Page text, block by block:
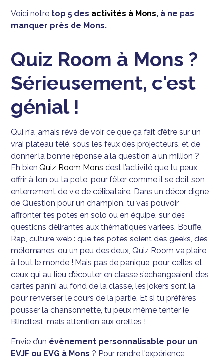
Voici notre top 5 des activités à Mons, à ne pas
manquer près de Mons.
Quiz Room à Mons ?
Sérieusement, c'est
génial !
Qui n’a jamais rêvé de voir ce que ça fait d’être sur un
vrai plateau télé, sous les feux des projecteurs, et de
donner la bonne réponse à la question à un million ?
Eh bienQuiz Room Mons c’est l’activité que tu peux
offrir à ton ou ta pote, pour fêter comme il se doit son
enterrement de vie de célibataire. Dans un décor digne
de Question pour un champion, tu vas pouvoir
affronter tes potes en solo ou en équipe, sur des
questions délirantes aux thématiques variées. Bouffe,
Rap, culture web : que tes potes soient des geeks, des
mélomanes, ou un peu des deux, Quiz Room va plaire
à tout le monde ! Mais pas de panique, pour celles et
ceux qui au lieu d’écouter en classe s’échangeaient des
cartes panini au fond de la classe, les jokers sont là
pour renverser le cours de la partie. Et si tu préfères
pousser la chansonnette, tu peux même tenter le
Blindtest, mais attention aux oreilles !
Envie d’un évènement personnalisable pour un
EVJF ou EVG à Mons ? Pour rendre l'expérience